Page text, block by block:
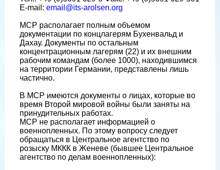
E-mail: email@its-arolsen.org
МСР располагает полным объемом
документации по концлагерям Бухенвальд и
Дахау. Документы по осталь­ным
концентрационным лагерям (22) и их внешним
рабочим командам (более 1000), находившимся
на территории Германии, представлены лишь
частично.
В МСР имеются документы о лицах, которые во
время Второй мировой войны были заняты на
принудительных работах.
МСР не располагает информацией о
военнопленных. По этому вопросу следует
обращаться в Центральное агентство по
розыску МККК в Женеве (бывшее Центральное
агентство по делам военнопленных):